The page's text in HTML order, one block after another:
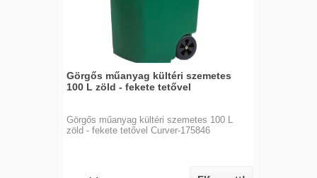
Görgős műanyag kültéri szemetes
100 L zöld - fekete tetővel
Görgős műanyag kültéri szemetes 100 L
zöld - fekete tetővel Curver-175846